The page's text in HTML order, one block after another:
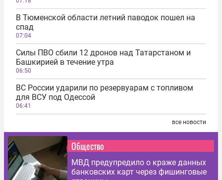
В Тюменской области летний паводок пошел на
спад
07:04
Силы ПВО сбили 12 дронов над Татарстаном и
Башкирией в течение утра
06:50
ВС России ударили по резервуарам с топливом
для ВСУ под Одессой
06:41
все новости
Общество
МВД предупредило о краже данных
банковских карт через фишинговые